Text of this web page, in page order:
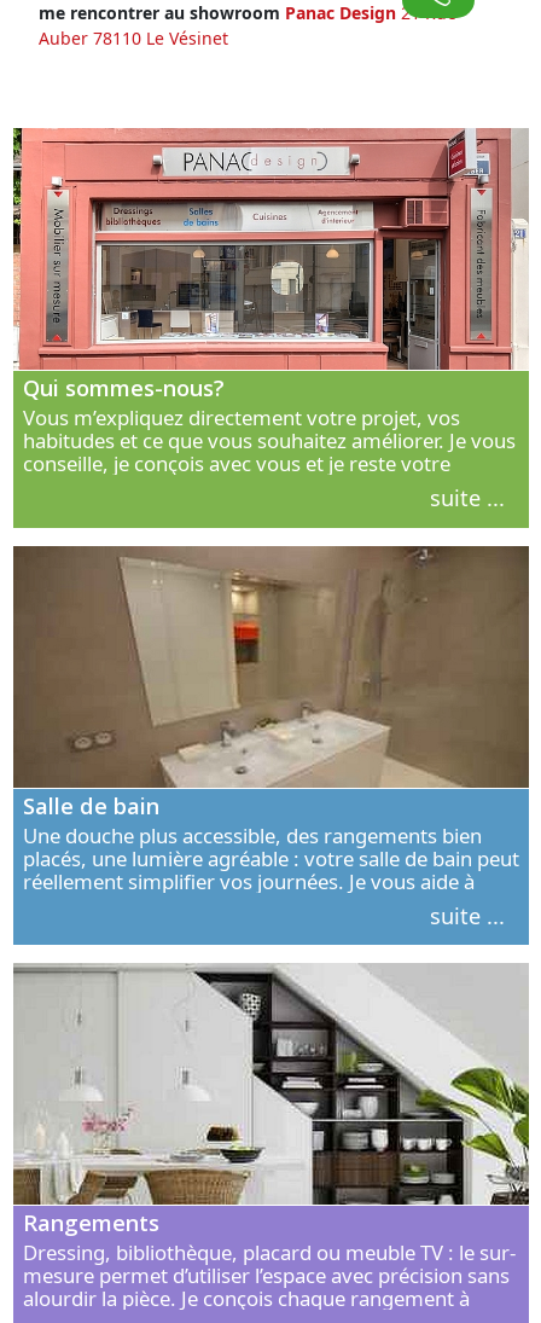
me rencontrer au showroom Panac Design 21 Rue
Auber 78110 Le Vésinet
Qui sommes-nous?
Vous m’expliquez directement votre projet, vos
habitudes et ce que vous souhaitez améliorer. Je vous
conseille, je conçois avec vous et je reste votre
interlocuteur principal. Découvrez ma façon de vous
suite ...
Salle de bain
Une douche plus accessible, des rangements bien
placés, une lumière agréable : votre salle de bain peut
réellement simplifier vos journées. Je vous aide à
concevoir un espace élégant, confortable et adapté à
suite ...
Rangements
Dressing, bibliothèque, placard ou meuble TV : le sur-
mesure permet d’utiliser l’espace avec précision sans
alourdir la pièce. Je conçois chaque rangement à